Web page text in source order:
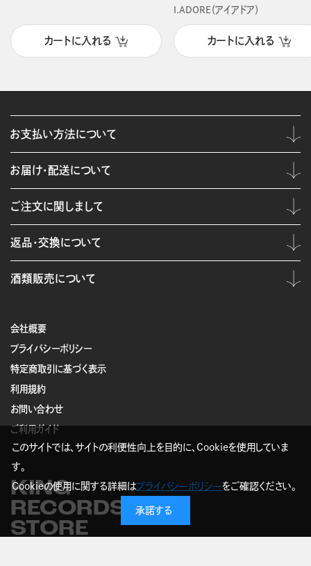
カートに入れる
I.ADORE（アイアドア）
カートに入れる
会社概要
プライバシーポリシー
特定商取引に基づく表示
利用規約
お問い合わせ
ご利用ガイド
KING
RECORDS
STORE
お支払い方法について
お届け・配送について
ご注文に関しまして
返品・交換について
酒類販売について
このサイトでは、サイトの利便性向上を目的に、Cookieを使用していま
す。
Cookieの使用に関する詳細はプライバシーポリシーをご確認ください。
承諾する